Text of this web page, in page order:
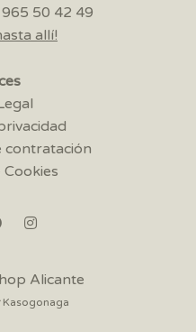
50 42 49
allí!
contratación
Cookies
Alicante
Kasogonaga